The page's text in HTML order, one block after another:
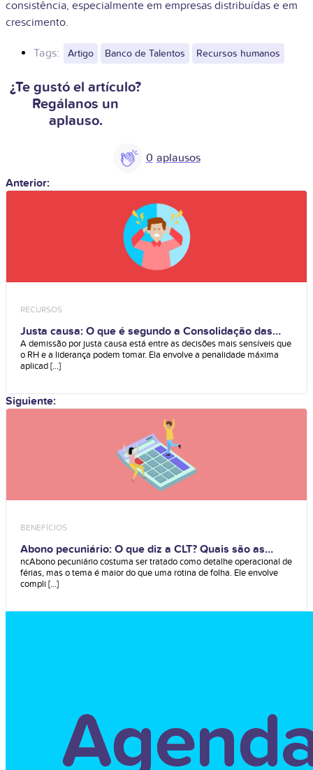
consistência, especialmente em empresas distribuídas e em
crescimento.
Tags: Artigo Banco de Talentos Recursos humanos
¿Te gustó el artículo?
Regálanos un
aplauso.
0
Anterior:
RECURSOS
Justa causa: O que é segundo a Consolidação das
Leis do Trabalho (CLT)?
A demissão por justa causa está entre as decisões mais sensíveis que
o RH e a liderança podem tomar. Ela envolve a penalidade máxima
aplicad [...]
Siguiente:
BENEFÍCIOS
Abono pecuniário: O que diz a CLT? Quais são as
vantagens?
ncAbono pecuniário costuma ser tratado como detalhe operacional de
férias, mas o tema é maior do que uma rotina de folha. Ele envolve
compli [...]